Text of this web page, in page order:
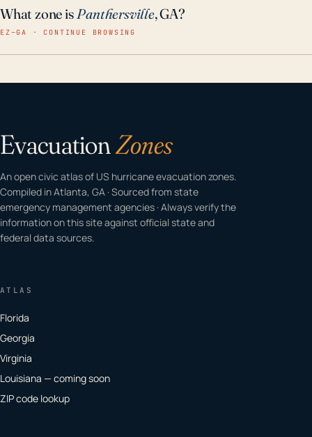
What zone isPanthersville, GA?
EZ–GA · CONTINUE BROWSING
EvacuationZones
An open civic atlas of US hurricane evacuation zones.
Compiled in Atlanta, GA · Sourced from state
emergency management agencies · Always verify the
information on this site against official state and
federal data sources.
ATLAS
Florida
Georgia
Virginia
Louisiana — coming soon
ZIP code lookup